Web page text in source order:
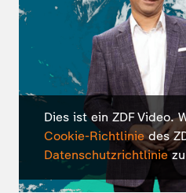
Dies ist ein ZDF Video.
Cookie-Richtliniedes
Datenschutzrichtlinie